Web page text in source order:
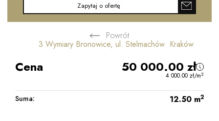
Zapytaj o ofertę
Powrót
3 Wymiary Bronowice, ul. Stelmachów Kraków
Cena 50 000.00 zł
4 000.00 zł/m2
Suma: 12.50 m2